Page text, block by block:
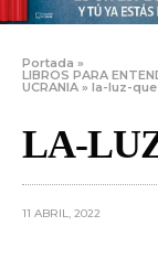
Portada »
LIBROS PARA
UCRANIA »la-luz-
LA-
11 ABRIL, 2022